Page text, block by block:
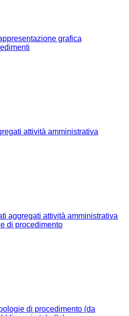
grafica
attività amministrativa
aggregati attività amministrativa
di procedimento
di procedimento (da